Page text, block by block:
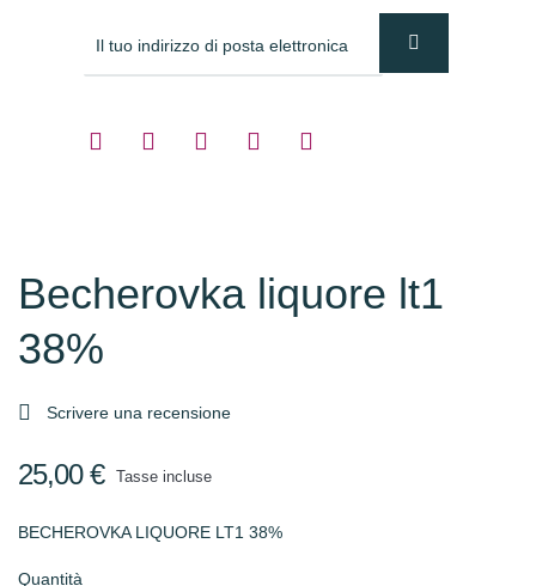
Becherovka liquore lt1
38%
 Scrivere una recensione
25,00 € Tasse incluse
BECHEROVKA LIQUORE LT1 38%
Quantità